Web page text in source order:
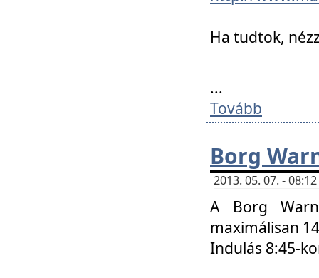
Ha tudtok,
...
Tovább
Borg
2013. 05. 07. -
A Borg
maximálisan
Indulás 8:45-